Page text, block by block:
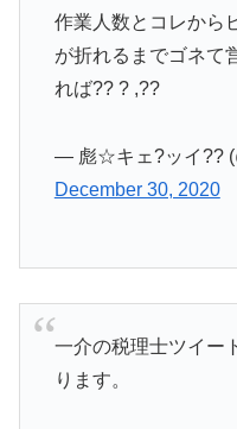
作業人数とコレから
が折れるまでゴネて
れば?? ? ,??
— 彪☆キェ?ッイ??
December 30, 2020
一介の税理士ツイー
ります。